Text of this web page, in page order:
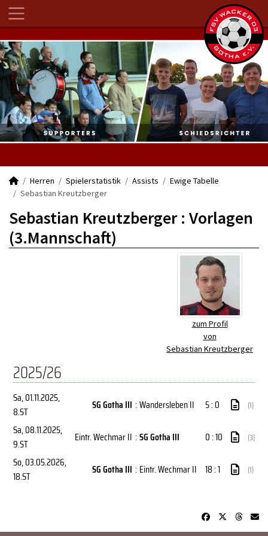
Herren Spielerstatistik Assists
Ewige Tabelle
Sebastian Kreutzberger
Sebastian Kreutzberger : Vorlagen
(3.Mannschaft)
zum Profil
von
Sebastian Kreutzberger
2025/26
Sa, 01.11.2025,
8.ST
SG Gotha III :Wandersleben II 5 : 0 (1)
Sa, 08.11.2025,
9.ST
Eintr. Wechmar II :SG Gotha III 0 : 10 (3)
So, 03.05.2026,
18.ST
SG Gotha III : Eintr. Wechmar II 18 : 1 (1)